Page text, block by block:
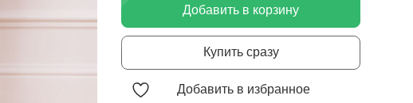
Добавить в корзину
Купить сразу
Добавить в избранное